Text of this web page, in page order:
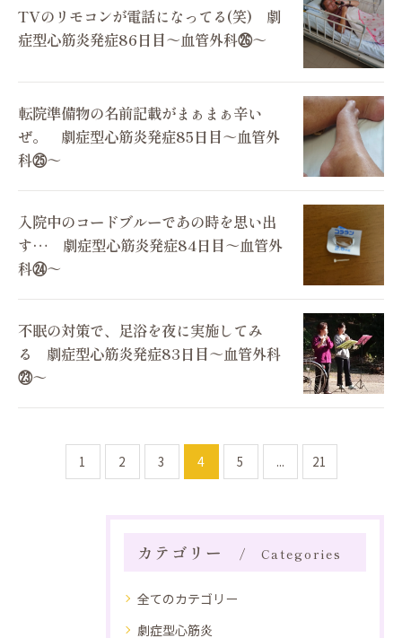
TVのリモコンが電話になってる(笑) 劇
症型心筋炎発症86日目～血管外科㉖～
転院準備物の名前記載がまぁまぁ辛い
ぜ。 劇症型心筋炎発症85日目～血管外
科㉕～
入院中のコードブルーであの時を思い出
す… 劇症型心筋炎発症84日目～血管外
科㉔～
不眠の対策で、足浴を夜に実施してみ
る 劇症型心筋炎発症83日目～血管外科
㉓～
1 2 3 4 5 ... 21
カテゴリー Categories
全てのカテゴリー
劇症型心筋炎